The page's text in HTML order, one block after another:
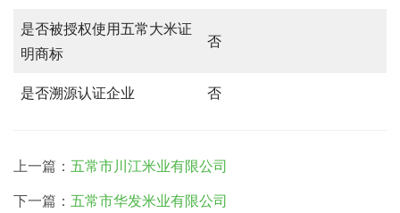
是否被授权使用五常大米证
明商标
否
是否溯源认证企业 否
上一篇： 五常市川江米业有限公司
下一篇： 五常市华发米业有限公司